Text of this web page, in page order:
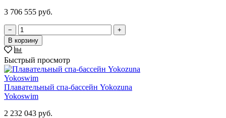
3 706 555 руб.
−
+
В корзину
Быстрый просмотр
Плавательный спа-бассейн Yokozuna
Yokoswim
2 232 043 руб.